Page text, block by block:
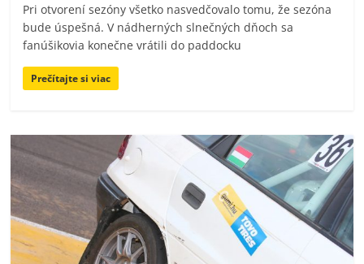
Pri otvorení sezóny všetko nasvedčovalo tomu, že sezóna
bude úspešná. V nádherných slnečných dňoch sa
fanúšikovia konečne vrátili do paddocku
Prečítajte si viac